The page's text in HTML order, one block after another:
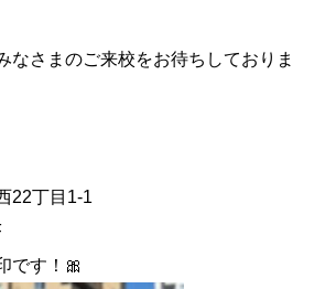
なさまのご来校をお待ちしておりま
22丁目1-1
です！🎀